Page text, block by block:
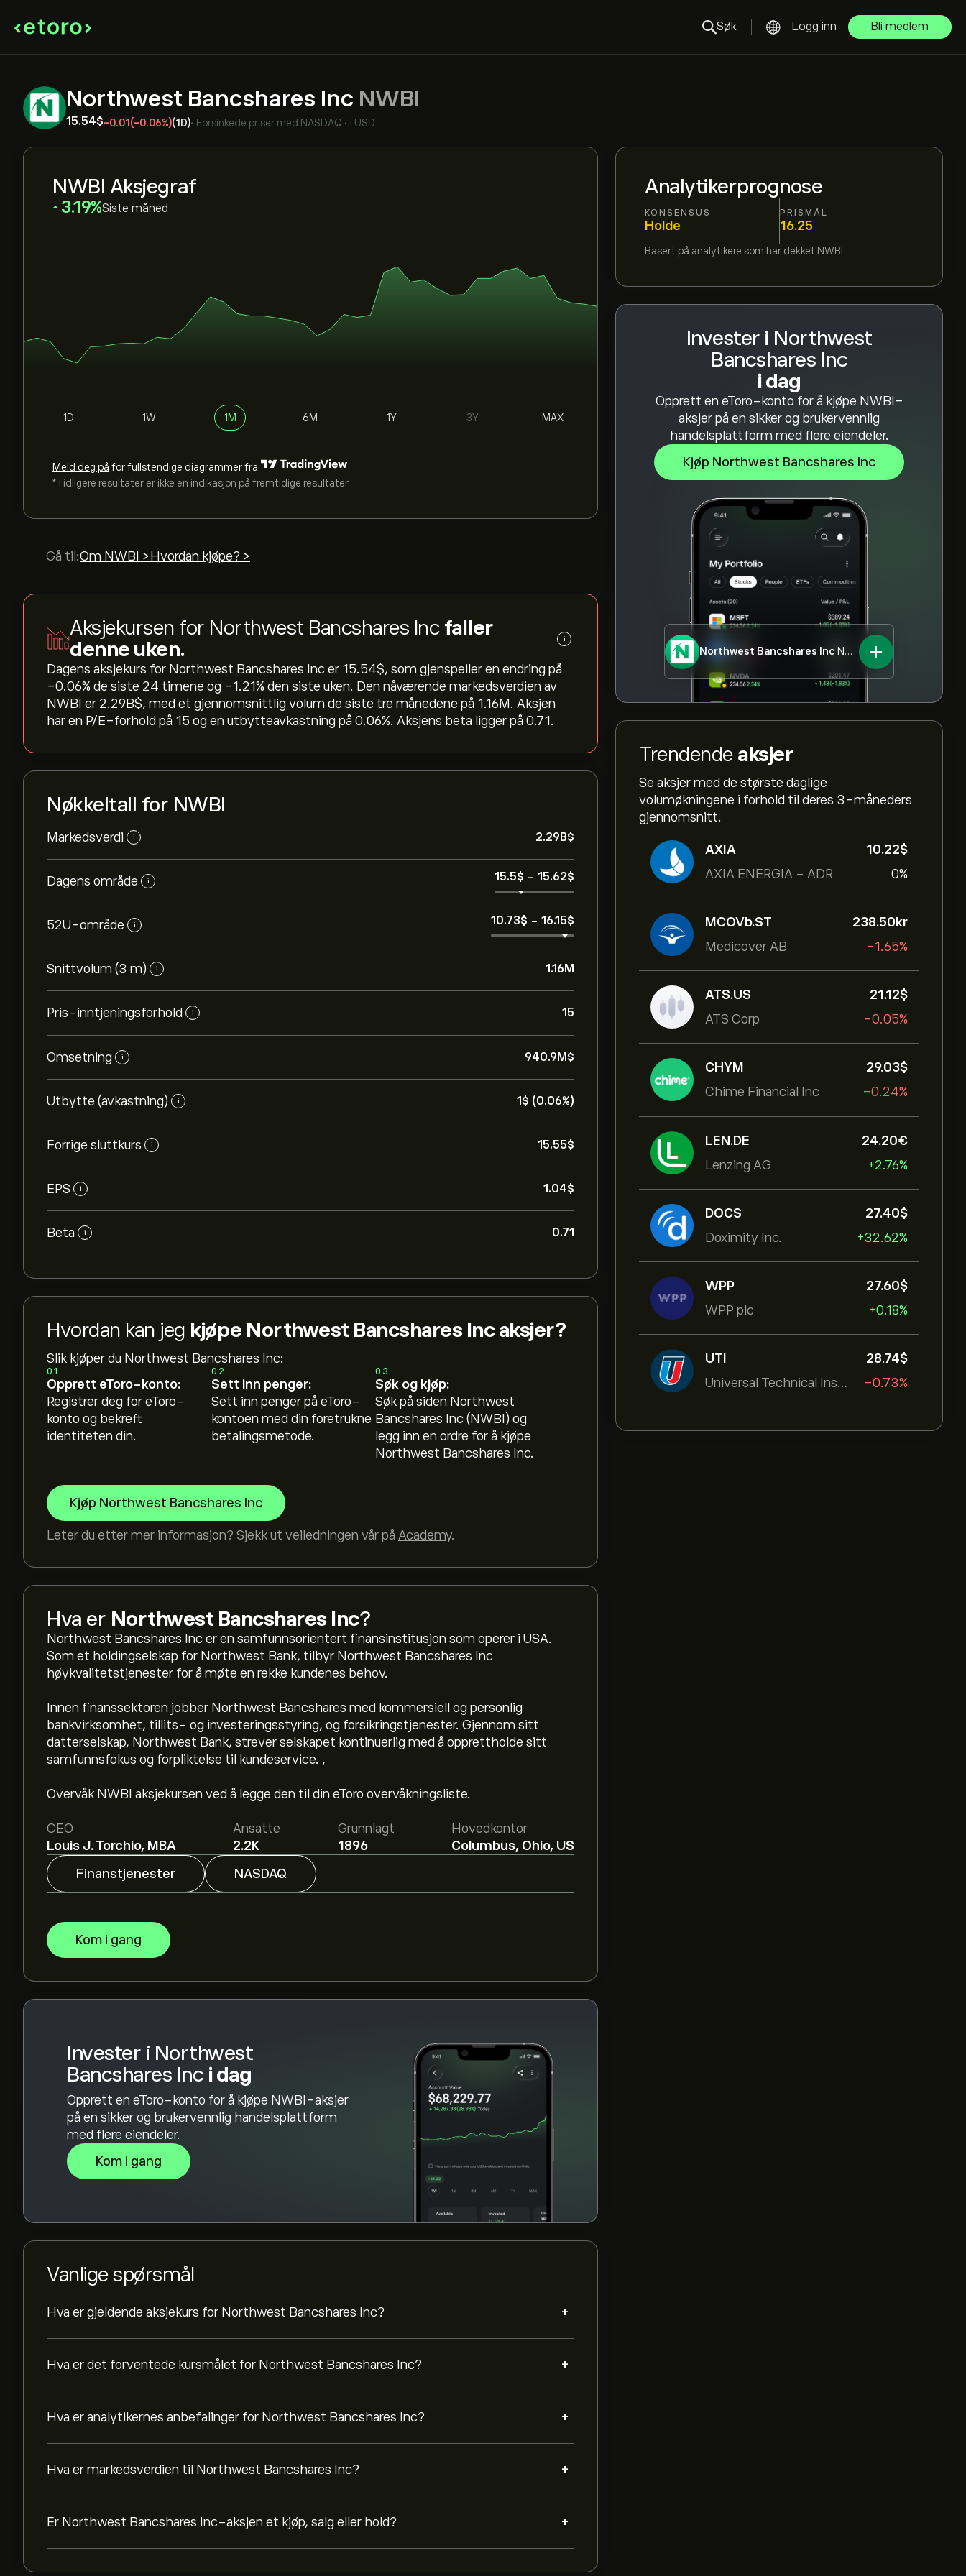
Søk Logg inn Bli medlem
Northwest Bancshares Inc NWBI
15.54‎$‎-0.01 (-0.06%)(1D)• Forsinkede priser med NASDAQ • i USD
Analytikerprognose
KONSENSUS
Holde
PRISMÅL
16.25
Basert på analytikere som har dekket NWBI
Invester i Northwest
Bancshares Inc
i dag
Opprett en eToro-konto for å kjøpe NWBI-
aksjer på en sikker og brukervennlig
handelsplattform med flere eiendeler.
Kjøp Northwest Bancshares Inc
Northwest Bancshares Inc NWBI
Trendende aksjer
Se aksjer med de største daglige
volumøkningene i forhold til deres 3-måneders
gjennomsnitt.
AXIA
AXIA ENERGIA - ADR
10.22‎$‎
0%
MCOVb.ST
Medicover AB
238.50‎kr‎
-1.65%
ATS.US
ATS Corp
21.12‎$‎
-0.05%
CHYM
Chime Financial Inc
29.03‎$‎
-0.24%
LEN.DE
Lenzing AG
24.20‎€‎
+2.76%
DOCS
Doximity Inc.
27.40‎$‎
+32.62%
WPP
WPP plc
27.60‎$‎
+0.18%
UTI
Universal Technical Institut
28.74‎$‎
-0.73%
NWBI Aksjegraf
‎3.19‎ Siste måned
1D 1W 1M 6M 1Y 3Y MAX
Meld deg på for fullstendige diagrammer fra
*Tidligere resultater er ikke en indikasjon på fremtidige resultater
Gå til:Om NWBI > Hvordan kjøpe? >
Aksjekursen for Northwest Bancshares Inc faller
denne uken.
i
Dagens aksjekurs for Northwest Bancshares Inc er 15.54‎$‎, som gjenspeiler en endring på
‎-0.06‎% de siste 24 timene og ‎-1.21‎% den siste uken. Den nåværende markedsverdien av
NWBI er 2.29B‎$‎, med et gjennomsnittlig volum de siste tre månedene på 1.16M. Aksjen
har en P/E-forhold på 15 og en utbytteavkastning på 0.06%. Aksjens beta ligger på 0.71.
Nøkkeltall for NWBI
Markedsverdi i 2.29B‎$‎
Dagens område i 15.5‎$‎ - 15.62‎$‎
52U-område i 10.73‎$‎ - 16.15‎$‎
Snittvolum (3 m) i 1.16M
Pris-inntjeningsforhold i 15
Omsetning i 940.9M‎$‎
Utbytte (avkastning) i 1‎$‎ (0.06%)
Forrige sluttkurs i 15.55‎$‎
EPS i 1.04‎$‎
Beta i 0.71
Hvordan kan jeg kjøpe Northwest Bancshares Inc aksjer?
Slik kjøper du Northwest Bancshares Inc:
01
Opprett eToro-konto:
Registrer deg for eToro-
konto og bekreft
identiteten din.
02
Sett inn penger:
Sett inn penger på eToro-
kontoen med din foretrukne
betalingsmetode.
03
Søk og kjøp:
Søk på siden Northwest
Bancshares Inc (NWBI) og
legg inn en ordre for å kjøpe
Northwest Bancshares Inc.
Kjøp Northwest Bancshares Inc
Leter du etter mer informasjon? Sjekk ut veiledningen vår på Academy.
Hva er Northwest Bancshares Inc?
Northwest Bancshares Inc er en samfunnsorientert finansinstitusjon som operer i USA.
Som et holdingselskap for Northwest Bank, tilbyr Northwest Bancshares Inc
høykvalitetstjenester for å møte en rekke kundenes behov.
Innen finanssektoren jobber Northwest Bancshares med kommersiell og personlig
bankvirksomhet, tillits- og investeringsstyring, og forsikringstjenester. Gjennom sitt
datterselskap, Northwest Bank, strever selskapet kontinuerlig med å opprettholde sitt
samfunnsfokus og forpliktelse til kundeservice. ,
Overvåk NWBI aksjekursen ved å legge den til din eToro overvåkningsliste.
CEO
Louis J. Torchio, MBA
Ansatte
2.2K
Grunnlagt
1896
Hovedkontor
Columbus, Ohio, US
Finanstjenester
NASDAQ
Kom i gang
Invester i Northwest
Bancshares Inc i dag
Opprett en eToro-konto for å kjøpe NWBI-aksjer
på en sikker og brukervennlig handelsplattform
med flere eiendeler.
Kom i gang
Vanlige spørsmål
Hva er gjeldende aksjekurs for Northwest Bancshares Inc? +
Den nåværende prisen på NWBI er 15.54‎$‎.
Hva er det forventede kursmålet for Northwest Bancshares Inc? +
Det gjennomsnittlige kursmålet for Northwest Bancshares Inc er 15.54‎$‎.
Hva er analytikernes anbefalinger for Northwest Bancshares Inc? +
Analytikere gir forventninger for Northwest Bancshares Inc basert på markedstrender,
finansielle rapporter og forventet vekst. Sjekk de nyeste forventningene for fremtidige
prisbevegelser.
Hva er markedsverdien til Northwest Bancshares Inc? +
Er Northwest Bancshares Inc-aksjen et kjøp, salg eller hold? +
Basert på anbefalinger fra 4 analytikere for NWBI de siste 3 månedene, er den generelle